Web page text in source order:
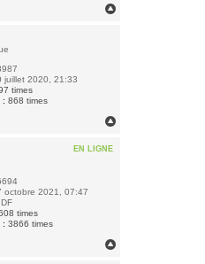
juillet 2020, 21:33
times
: 868 times
EN LIGNE
octobre 2021, 07:47
IDF
times
: 3866 times